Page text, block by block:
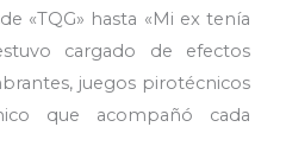
«TQG» hasta «Mi ex tenía
cargado de efectos
juegos pirotécnicos
que acompañó cada